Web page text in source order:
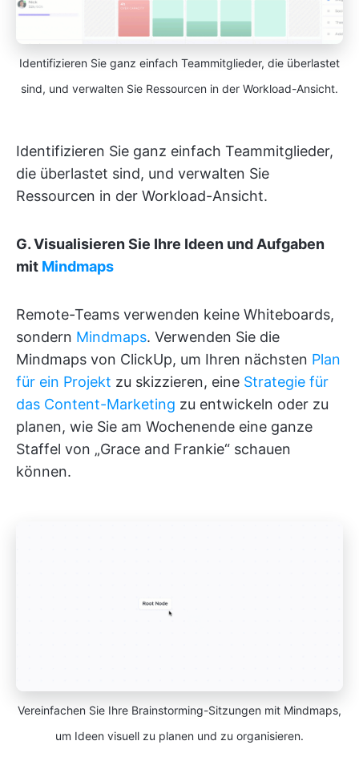
Identifizieren Sie ganz einfach Teammitglieder, die überlastet
sind, und verwalten Sie Ressourcen in der Workload-Ansicht.
Identifizieren Sie ganz einfach Teammitglieder,
die überlastet sind, und verwalten Sie
Ressourcen in der Workload-Ansicht.
G. Visualisieren Sie Ihre Ideen und Aufgaben
mit Mindmaps
Remote-Teams verwenden keine Whiteboards,
sondern Mindmaps. Verwenden Sie die
Mindmaps von ClickUp, um Ihren nächsten Plan
für ein Projekt zu skizzieren, eine Strategie für
das Content-Marketing zu entwickeln oder zu
planen, wie Sie am Wochenende eine ganze
Staffel von „Grace and Frankie“ schauen
können.
Vereinfachen Sie Ihre Brainstorming-Sitzungen mit Mindmaps,
um Ideen visuell zu planen und zu organisieren.